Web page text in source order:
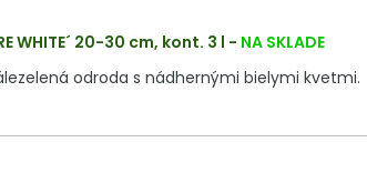
WHITE´ 20-30 cm, kont. 3 l - NA SKLADE
odroda s nádhernými bielymi kvetmi.